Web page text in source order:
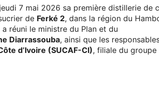
7 mai 2026 sa première distillerie de
de Ferké 2, dans la région du
réuni le ministre du Plan et du
Diarrassouba, ainsi que les
d’Ivoire (SUCAF-CI), filiale du groupe